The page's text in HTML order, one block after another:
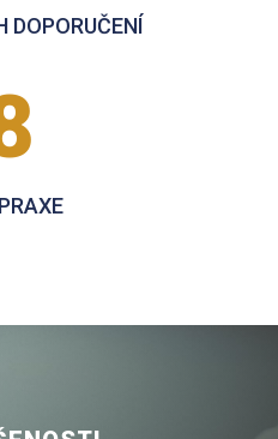
DOPORUČENÍ